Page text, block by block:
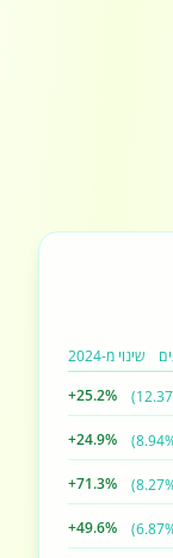
שינוי מ-2024
+25.2%
+24.9%
+71.3%
+49.6%